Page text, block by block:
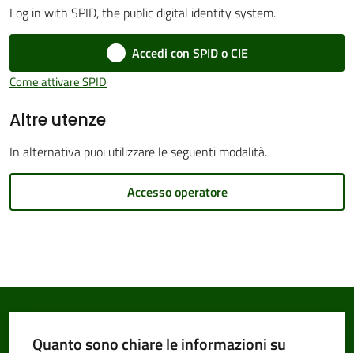
Amministrazione
Tutti
Log in with SPID, the public digital identity system.
Accedi con SPID o CIE
Come attivare SPID
Altre utenze
In alternativa puoi utilizzare le seguenti modalità.
Accesso operatore
Quanto sono chiare le informazioni su